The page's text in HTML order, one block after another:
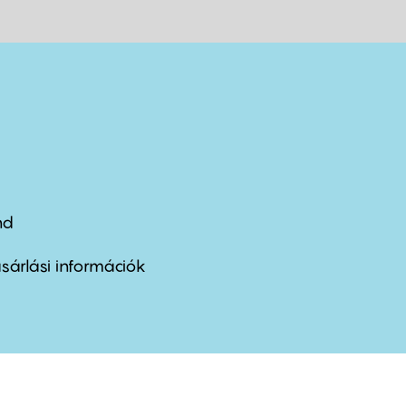
információk